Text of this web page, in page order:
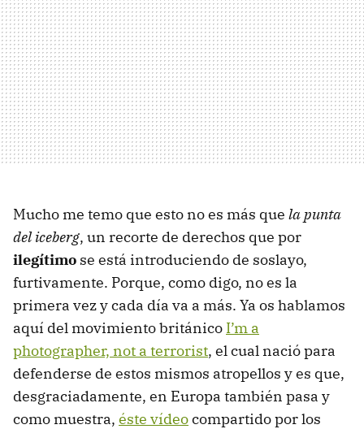
Mucho me temo que esto no es más que la punta
del iceberg, un recorte de derechos que por
ilegítimo se está introduciendo de soslayo,
furtivamente. Porque, como digo, no es la
primera vez y cada día va a más. Ya os hablamos
aquí del movimiento británico I’m a
photographer, not a terrorist, el cual nació para
defenderse de estos mismos atropellos y es que,
desgraciadamente, en Europa también pasa y
como muestra, éste vídeocompartido por los